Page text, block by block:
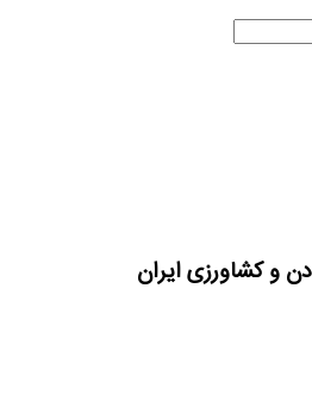
و کشاورزی ایران